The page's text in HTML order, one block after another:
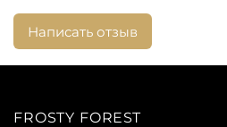
Написать отзыв
FROSTY FOREST